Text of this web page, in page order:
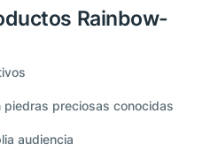
Rainbow-
preciosas conocidas
audiencia